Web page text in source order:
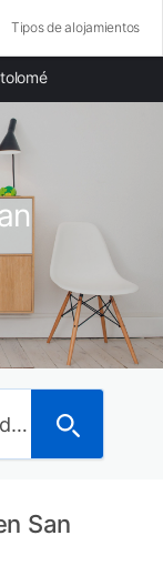
Tipos de alojamientos
Mirador Av. de Francia, Avenida de Francia, San Bartolomé, España
San